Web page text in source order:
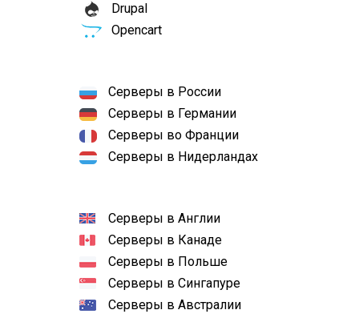
Drupal
Opencart
Серверы в России
Серверы в Германии
Серверы во Франции
Серверы в Нидерландах
Серверы в Англии
Серверы в Канаде
Серверы в Польше
Серверы в Сингапуре
Серверы в Австралии